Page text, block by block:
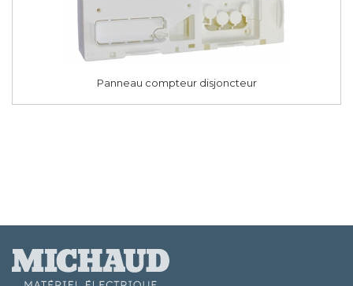
Panneau compteur disjoncteur